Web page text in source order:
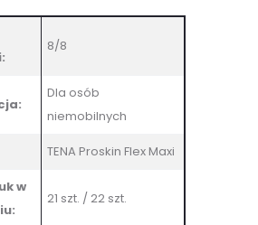
8/8
Dla osób
niemobilnych
TENA Proskin Flex Maxi
w
21 szt. / 22 szt.